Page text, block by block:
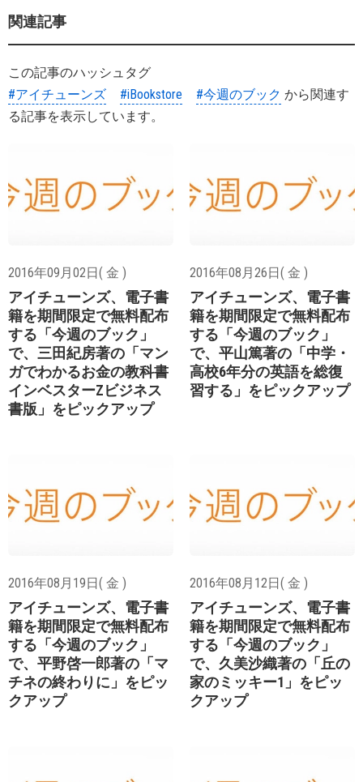
関連記事
この記事のハッシュタグ
#アイチューンズ
#iBookstore #今週のブック から関連す
る記事を表示しています。
2016年09月02日( 金 )
アイチューンズ、電子書
籍を期間限定で無料配布
する「今週のブック」
で、三田紀房著の「マン
ガでわかるお金の教科書
インベスターZビジネス
書版」をピックアップ
2016年08月26日( 金 )
アイチューンズ、電子書
籍を期間限定で無料配布
する「今週のブック」
で、平山篤著の「中学・
高校6年分の英語を総復
習する」をピックアップ
2016年08月19日( 金 )
アイチューンズ、電子書
籍を期間限定で無料配布
する「今週のブック」
で、平野啓一郎著の「マ
チネの終わりに」をピッ
クアップ
2016年08月12日( 金 )
アイチューンズ、電子書
籍を期間限定で無料配布
する「今週のブック」
で、久美沙織著の「丘の
家のミッキー1」をピッ
クアップ